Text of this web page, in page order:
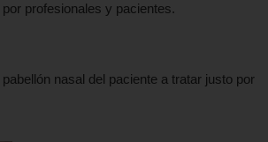
profesionales y pacientes.
nasal del paciente a tratar justo por